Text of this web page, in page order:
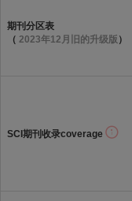
期刊分区表
（ 2023年12月旧的升级版 ）
SCI期刊收录coverage